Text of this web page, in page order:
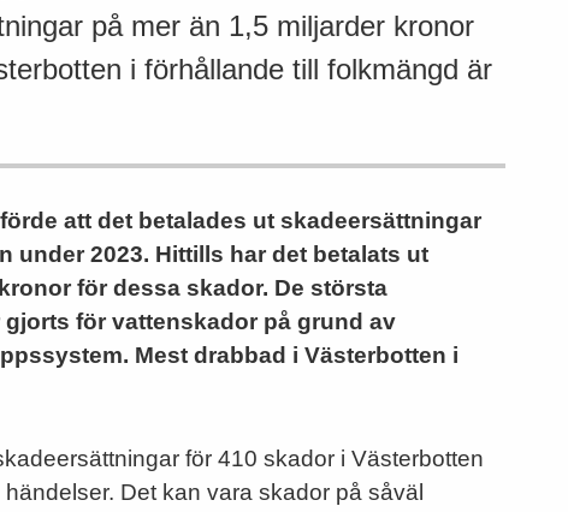
på mer än 1,5 miljarder kronor
i förhållande till folkmängd är
att det betalades ut skadeersättningar
under 2023. Hittills har det betalats ut
för dessa skador. De största
för vattenskador på grund av
Mest drabbad i Västerbotten i
för 410 skador i Västerbotten
Det kan vara skador på såväl